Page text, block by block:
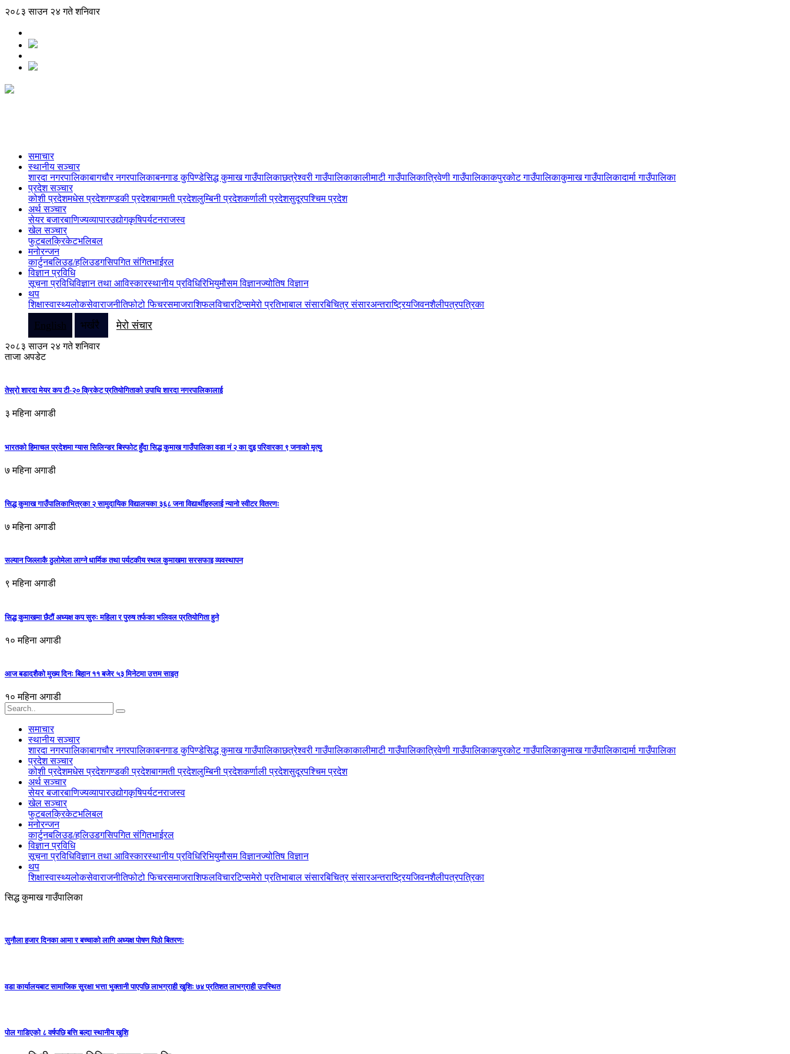
२०८३ साउन २४ गते शनिवार
समाचार
स्थानीय सञ्‍चार
शारदा नगरपालिकाबागचौर नगरपालिकाबनगाड कुपिण्डेसिद्ध कुमाख गाउँपालिकाछत्रेश्वरी गाउँपालिकाकालीमाटी गाउँपालिकात्रिवेणी गाउँपालिकाकपुरकोट गाउँपालिकाकुमाख गाउँपालिकादार्मा गाउँपालिका
प्रदेश सञ्‍चार
कोशी प्रदेशमधेस प्रदेशगण्डकी प्रदेशबागमती प्रदेशलुम्बिनी प्रदेशकर्णाली प्रदेशसुदूरपश्चिम प्रदेश
अर्थ सञ्‍चार
सेयर बजारबाणिज्यव्यापारउद्योगकृषिपर्यटनराजस्व
खेल सञ्‍चार
फुटबलक्रिकेटभलिबल
मनोरन्जन
कार्टुनबलिउड/हलिउडगसिपगित संगितभाईरल
विज्ञान प्रविधि
सूचना प्रविधिविज्ञान तथा आविस्कारस्थानीय प्रविधिरिभियुमौसम विज्ञानज्योतिष विज्ञान
थप
शिक्षास्वास्थ्यलोकसेवाराजनीतिफोटो फिचरसमाजराशिफलविचारटिप्समेरो प्रतिभाबाल संसारबिचित्र संसारअन्तराष्ट्रियजिवनशैलीपत्रपत्रिका
English भर्खरै मेरो संचार
२०८३ साउन २४ गते शनिवार
ताजा अपडेट
तेस्रो शारदा मेयर कप टी-२० क्रिकेट प्रतियोगिताको उपाधि शारदा नगरपालिकालाई
३ महिना अगाडी
भारतको हिमाचल प्रदेशमा ग्यास सिलिन्डर बिस्फोट हुँदा सिद्ध कुमाख गाउँपालिका वडा नं २ का दुइ परिवारका ९ जनाको मृत्यु
७ महिना अगाडी
सिद्ध कुमाख गाउँपालिकाभित्रका २ सामुदायिक विद्यालयका ३६८ जना विद्यार्थीहरुलाई न्यानो स्वीटर वितरणः
७ महिना अगाडी
सल्यान जिल्लाकै ठुलोमेला लाग्ने धार्मिक तथा पर्यटकीय स्थल कुमाखमा सरसफाइ व्यवस्थापन
९ महिना अगाडी
सिद्ध कुमाखमा छैटौं अध्यक्ष कप सुरुः महिला र पुरुष तर्फका भलिवल प्रतियोगिता हुने
१० महिना अगाडी
आज बडादशैको मुख्य दिनः बिहान ११ बजेर ५३ मिनेटमा उत्तम साइत
१० महिना अगाडी
समाचार
स्थानीय सञ्‍चार
शारदा नगरपालिकाबागचौर नगरपालिकाबनगाड कुपिण्डेसिद्ध कुमाख गाउँपालिकाछत्रेश्वरी गाउँपालिकाकालीमाटी गाउँपालिकात्रिवेणी गाउँपालिकाकपुरकोट गाउँपालिकाकुमाख गाउँपालिकादार्मा गाउँपालिका
प्रदेश सञ्‍चार
कोशी प्रदेशमधेस प्रदेशगण्डकी प्रदेशबागमती प्रदेशलुम्बिनी प्रदेशकर्णाली प्रदेशसुदूरपश्चिम प्रदेश
अर्थ सञ्‍चार
सेयर बजारबाणिज्यव्यापारउद्योगकृषिपर्यटनराजस्व
खेल सञ्‍चार
फुटबलक्रिकेटभलिबल
मनोरन्जन
कार्टुनबलिउड/हलिउडगसिपगित संगितभाईरल
विज्ञान प्रविधि
सूचना प्रविधिविज्ञान तथा आविस्कारस्थानीय प्रविधिरिभियुमौसम विज्ञानज्योतिष विज्ञान
थप
शिक्षास्वास्थ्यलोकसेवाराजनीतिफोटो फिचरसमाजराशिफलविचारटिप्समेरो प्रतिभाबाल संसारबिचित्र संसारअन्तराष्ट्रियजिवनशैलीपत्रपत्रिका
सिद्ध कुमाख गाउँपालिका
सुनौला हजार दिनका आमा र बच्चाको लागि अध्यक्ष पोषण पिठो बितरणः
वडा कार्यालयबाट सामाजिक सुरक्षा भत्ता भुक्तानी पाएपछि लाभग्राही खुशिः ७४ प्रतिशत लाभग्राही उपस्थित
पोल गाडिएको ८ वर्षपछि बत्ति बल्दा स्थानीय खुशि